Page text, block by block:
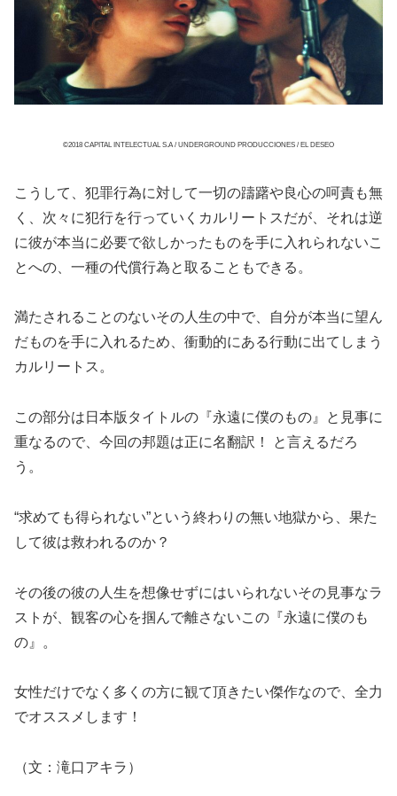
©2018 CAPITAL INTELECTUAL S.A / UNDERGROUND PRODUCCIONES / EL DESEO
こうして、犯罪行為に対して一切の躊躇や良心の呵責も無
く、次々に犯行を行っていくカルリートスだが、それは逆
に彼が本当に必要で欲しかったものを手に入れられないこ
とへの、一種の代償行為と取ることもできる。
満たされることのないその人生の中で、自分が本当に望ん
だものを手に入れるため、衝動的にある行動に出てしまう
カルリートス。
この部分は日本版タイトルの『永遠に僕のもの』と見事に
重なるので、今回の邦題は正に名翻訳！ と言えるだろ
う。
“求めても得られない”という終わりの無い地獄から、果た
して彼は救われるのか？
その後の彼の人生を想像せずにはいられないその見事なラ
ストが、観客の心を掴んで離さないこの『永遠に僕のも
の』。
女性だけでなく多くの方に観て頂きたい傑作なので、全力
でオススメします！
（文：滝口アキラ）